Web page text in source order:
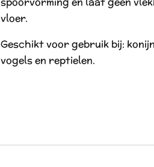
vloer.
Geschikt voor gebruik bij:
vogels en reptielen.